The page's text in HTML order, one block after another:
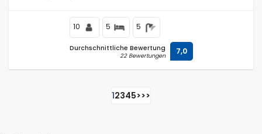
10 5 5
Durchschnittliche Bewertung
22 Bewertungen 7,0
12345>>>